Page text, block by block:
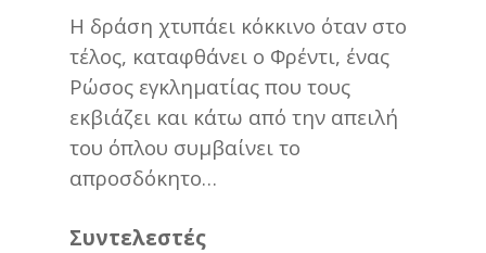
Η δράση χτυπάει κόκκινο όταν στο
τέλος, καταφθάνει ο Φρέντι, ένας
Ρώσος εγκληματίας που τους
εκβιάζει και κάτω από την απειλή
του όπλου συμβαίνει το
απροσδόκητο…
Συντελεστές